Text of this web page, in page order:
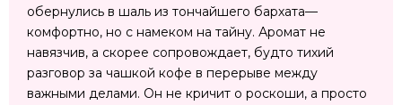
обернулись в шаль из тончайшего бархата—
комфортно, но с намеком на тайну. Аромат не
навязчив, а скорее сопровождает, будто тихий
разговор за чашкой кофе в перерыве между
важными делами. Он не кричит о роскоши, а просто